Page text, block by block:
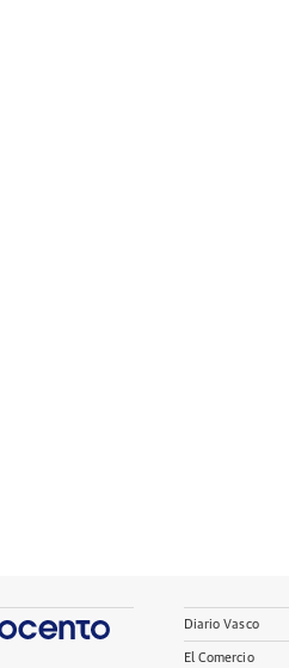
Diario Vasco
El Comercio